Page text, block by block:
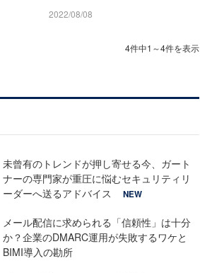
2022/08/08
4件中1～4件を表示
未曾有のトレンドが押し寄せる今、ガート
ナーの専門家が重圧に悩むセキュリティリ
ーダーへ送るアドバイス
NEW
メール配信に求められる「信頼性」は十分
か？企業のDMARC運用が失敗するワケと
BIMI導入の勘所